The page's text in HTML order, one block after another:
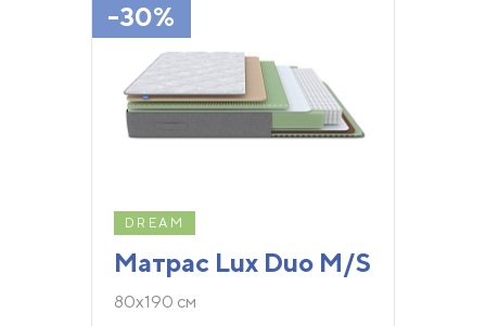
-30%
DREAM
Матрас Lux Duo M/S
80х190 см